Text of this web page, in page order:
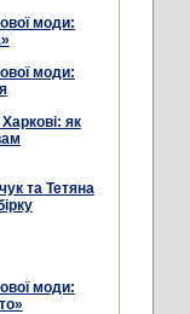
моди:
моди:
як
та Тетяна
моди: